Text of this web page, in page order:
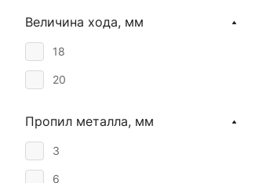
Величина хода, мм
18
20
Пропил металла, мм
3
6